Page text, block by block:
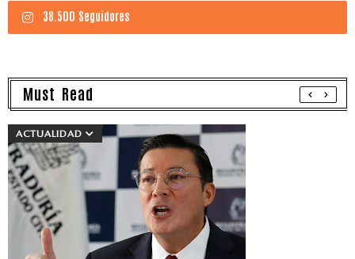
38.500 Seguidores
Must Read
ACTUALIDAD